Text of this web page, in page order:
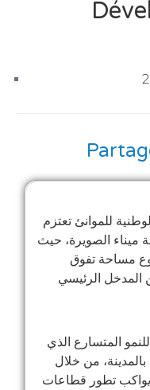
للموانئ تعتزم
الصويرة، حيث
مساحة تفوق
المدخل الرئيسي
المتسارع الذي
من خلال
يواكب تطور قطاعات